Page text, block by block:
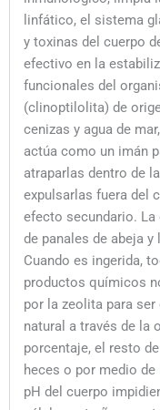
linfático, el sistema
y toxinas del cuerpo
efectivo en la
funcionales del
(clinoptilolita) de
cenizas y agua de
actúa como un imán
atraparlas dentro de
expulsarlas fuera del
efecto secundario.
de panales de abeja y
Cuando es ingerida,
productos químicos
por la zeolita para
natural a través de la
porcentaje, el resto
heces o por medio
pH del cuerpo